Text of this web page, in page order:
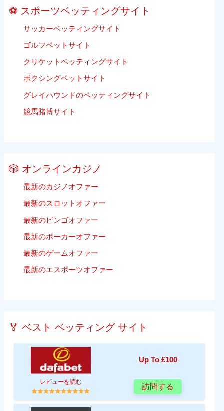
ル
ベ
テ
ィ
ン
⚽ スポーツベッティングサイト
サッカーベッティングサイト
ゴルフベットサイト
クリケットベッティングサイト
ボクシングベットサイト
グレイハウンドのベッティングサイト
競馬賭博サイト
🎲 オンラインカジノ
最新のカジノオファー
最新のスロットオファー
最新のビンゴオファー
最新のポーカーオファー
最新のゲームオファー
最新のエスポーツオファー
🏅 ベスト ベッティング サイト
Up To £100
レビューを読む
訪問する